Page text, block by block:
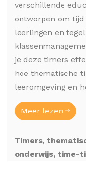
verschillende
ontworpen om
leerlingen en
je deze timers
hoe thematische
leeromgeving en
Meer lezen
Timers,
onderwijs, time-